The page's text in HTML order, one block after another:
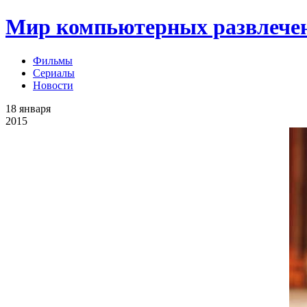
Мир компьютерных
Фильмы
Сериалы
Новости
18 января
2015